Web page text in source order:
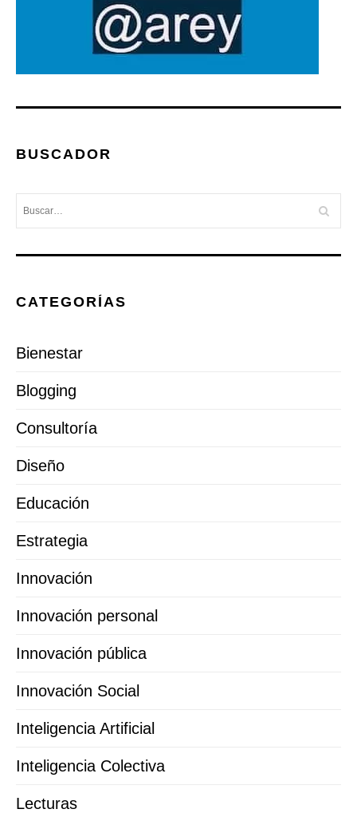
BUSCADOR
CATEGORÍAS
Bienestar
Blogging
Consultoría
Diseño
Educación
Estrategia
Innovación
Innovación personal
Innovación pública
Innovación Social
Inteligencia Artificial
Inteligencia Colectiva
Lecturas